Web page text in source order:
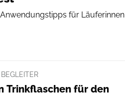
für Läuferinnen
Trinkflaschen für den